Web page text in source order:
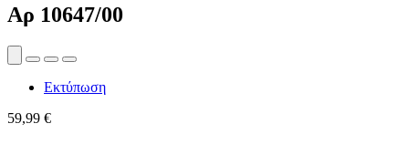
Αρ 10647/00
Εκτύπωση
59,99 €